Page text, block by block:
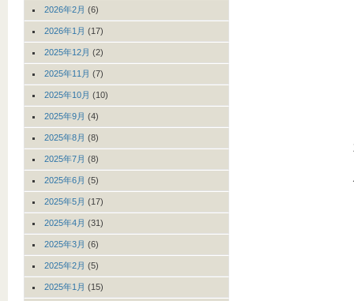
2026年2月 (6)
2026年1月 (17)
2025年12月 (2)
2025年11月 (7)
2025年10月 (10)
2025年9月 (4)
2025年8月 (8)
2025年7月 (8)
2025年6月 (5)
2025年5月 (17)
2025年4月 (31)
2025年3月 (6)
2025年2月 (5)
2025年1月 (15)